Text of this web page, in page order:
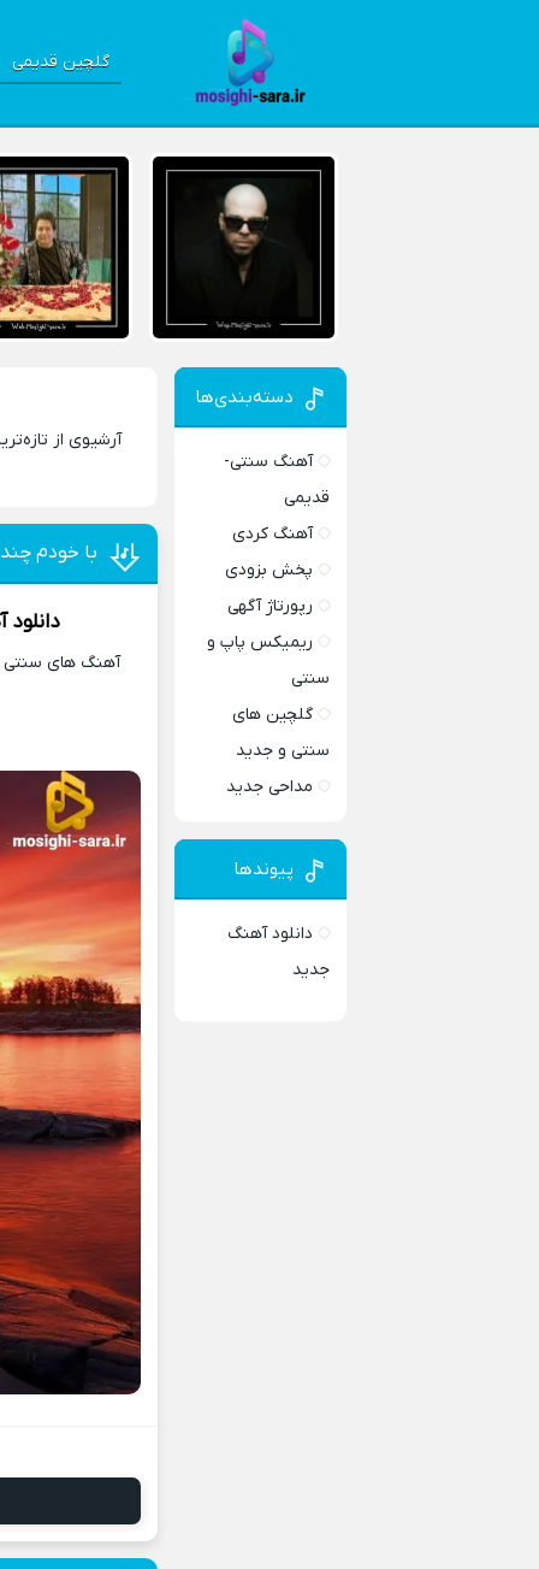
گلچین قدیمی
آرشیوی از
با خودم
آهنگ های سنتی
دسته‌بندی‌ها
آهنگ سنتی-
قدیمی
آهنگ کردی
پخش بزودی
رپورتاژ آگهی
ریمیکس پاپ و
سنتی
گلچین های
سنتی و جدید
مداحی جدید
پیوندها
دانلود آهنگ
جدید